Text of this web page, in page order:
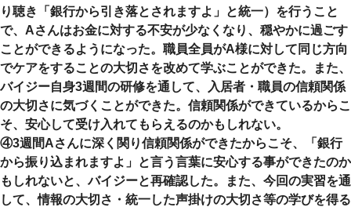
り聴き「銀行から引き落とされますよ」と統一）を行うこと
で、Aさんはお金に対する不安が少なくなり、穏やかに過ごす
ことができるようになった。職員全員がA様に対して同じ方向
でケアをすることの大切さを改めて学ぶことができた。また、
バイジー自身3週間の研修を通して、入居者・職員の信頼関係
の大切さに気づくことができた。信頼関係ができているからこ
そ、安心して受け入れてもらえるのかもしれない。
④3週間Aさんに深く関り信頼関係ができたからこそ、「銀行
から振り込まれますよ」と言う言葉に安心する事ができたのか
もしれないと、バイジーと再確認した。また、今回の実習を通
して、情報の大切さ・統一した声掛けの大切さ等の学びを得る